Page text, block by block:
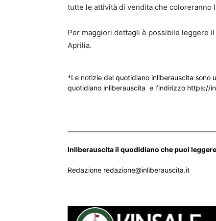
tutte le attività di vendita che coloreranno
Per maggiori dettagli è possibile leggere
Aprilia.
*Le notizie del quotidiano inliberauscita sono
quotidiano inliberauscita e l’indirizzo https://
Inliberauscita il quodidiano che puoi
Redazione redazione@inliberauscita.it